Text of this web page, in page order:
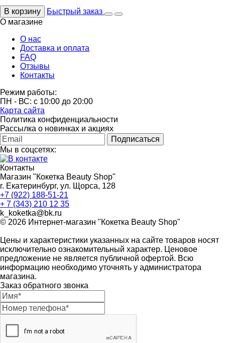
В корзину
Быстрый заказ
О магазине
О нас
Доставка и оплата
FAQ
Отзывы
Контакты
Режим работы:
ПН - ВС: с 10:00 до 20:00
Карта сайта
Политика конфиденциальности
Рассылка о новинках и акциях
Подписаться
Мы в соцсетях:
Контакты
Магазин "Кокетка Beauty Shop"
г. Екатеринбург, ул. Щорса, 128
+7 (922) 188-51-21
+ 7 (343) 210 12 35
k_koketka@bk.ru
© 2026 Интернет-магазин "Кокетка Beauty Shop"
Цены и характеристики указанных на сайте товаров носят
исключительно ознакомительный характер. Ценовое
предложение не является публичной офертой. Всю
информацию необходимо уточнять у администратора
магазина.
Заказ обратного звонка